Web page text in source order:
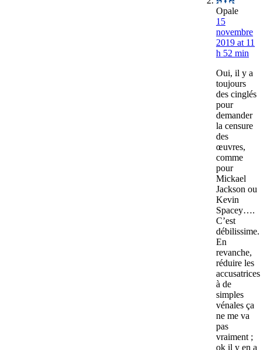
Opale
15
novembre
2019 at 11
h 52 min
Oui, il y a
toujours
des cinglés
pour
demander
la censure
des
œuvres,
comme
pour
Mickael
Jackson ou
Kevin
Spacey….
C’est
débilissime.
En
revanche,
réduire les
accusatrices
à de
simples
vénales ça
ne me va
pas
vraiment ;
ok il y en a